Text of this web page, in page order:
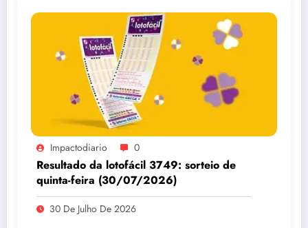
Impactodiario 0
Resultado da lotofácil 3749: sorteio de
quinta-feira (30/07/2026)
30 De Julho De 2026